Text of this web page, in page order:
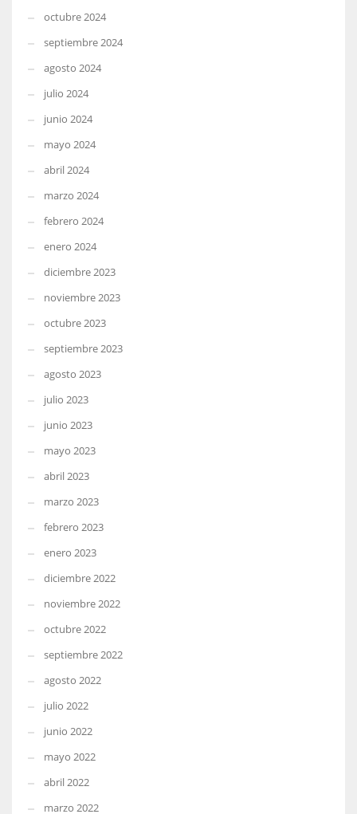
octubre 2024
septiembre 2024
agosto 2024
julio 2024
junio 2024
mayo 2024
abril 2024
marzo 2024
febrero 2024
enero 2024
diciembre 2023
noviembre 2023
octubre 2023
septiembre 2023
agosto 2023
julio 2023
junio 2023
mayo 2023
abril 2023
marzo 2023
febrero 2023
enero 2023
diciembre 2022
noviembre 2022
octubre 2022
septiembre 2022
agosto 2022
julio 2022
junio 2022
mayo 2022
abril 2022
marzo 2022